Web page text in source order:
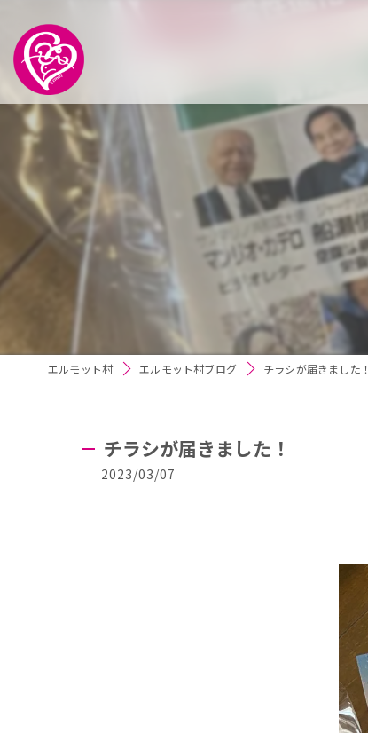
エルモット村 エルモット村ブログ チラシが届きました！
チラシが届きました！
2023/03/07